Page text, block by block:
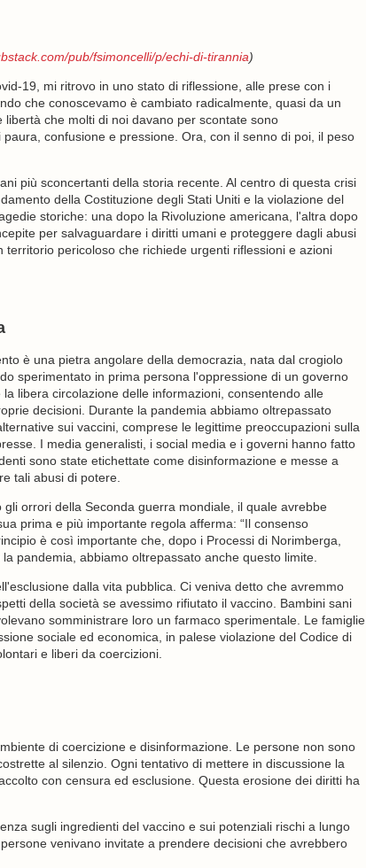
pub/fsimoncelli/p/echi-di-tirannia)
19, mi ritrovo in uno stato di riflessione, alle prese con i
che conoscevamo è cambiato radicalmente, quasi da un
che molti di noi davano per scontate sono
confusione e pressione. Ora, con il senno di poi, il peso
più sconcertanti della storia recente. Al centro di questa crisi
della Costituzione degli Stati Uniti e la violazione del
storiche: una dopo la Rivoluzione americana, l'altra dopo
per salvaguardare i diritti umani e proteggere dagli abusi
pericoloso che richiede urgenti riflessioni e azioni
è una pietra angolare della democrazia, nata dal crogiolo
sperimentato in prima persona l'oppressione di un governo
libera circolazione delle informazioni, consentendo alle
decisioni. Durante la pandemia abbiamo oltrepassato
sui vaccini, comprese le legittime preoccupazioni sulla
I media generalisti, i social media e i governi hanno fatto
sono state etichettate come disinformazione e messe a
tali abusi di potere.
orrori della Seconda guerra mondiale, il quale avrebbe
prima e più importante regola afferma: “Il consenso
è così importante che, dopo i Processi di Norimberga,
pandemia, abbiamo oltrepassato anche questo limite.
dalla vita pubblica. Ci veniva detto che avremmo
della società se avessimo rifiutato il vaccino. Bambini sani
somministrare loro un farmaco sperimentale. Le famiglie
sociale ed economica, in palese violazione del Codice di
e liberi da coercizioni.
di coercizione e disinformazione. Le persone non sono
al silenzio. Ogni tentativo di mettere in discussione la
con censura ed esclusione. Questa erosione dei diritti ha
sugli ingredienti del vaccino e sui potenziali rischi a lungo
venivano invitate a prendere decisioni che avrebbero